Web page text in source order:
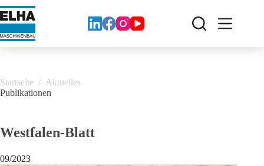
Zum
Inhalt
springen
Startseite / Aktuelles
Publikationen
Westfalen-Blatt
09/2023